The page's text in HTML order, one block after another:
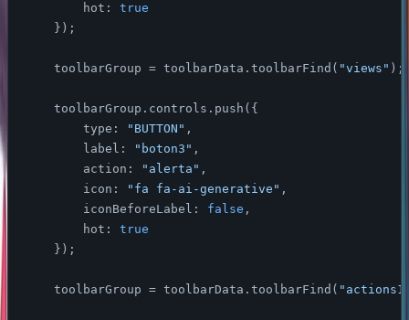
hot : true
    });
    toolbarGroup = toolbarData.toolbarFind(
"views" );
    toolbarGroup.controls.push({
type : "BUTTON" ,
label : "boton3" ,
action : "alerta" ,
icon : "fa fa-ai-generative" ,
iconBeforeLabel : false ,
hot : true
    });
    toolbarGroup = toolbarData.toolbarFind(